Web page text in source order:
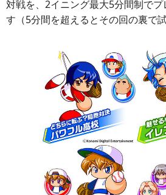
対戦を、2イニング最大5分間制で
す（5分間を超えるとその回の裏で試